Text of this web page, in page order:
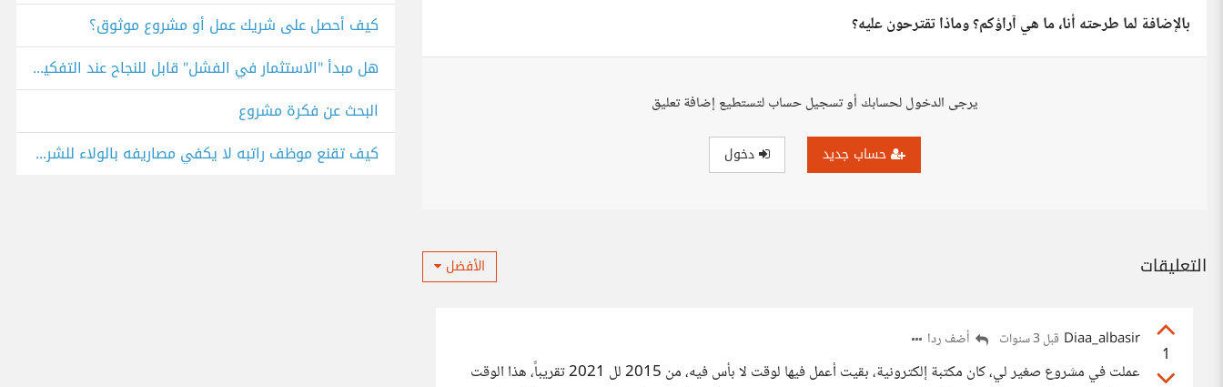
بالإضافة لما طرحته أنا، ما هي آراؤكم؟ وماذا تقترحون عليه؟
يرجى الدخول لحسابك أو تسجيل حساب لتستطيع إضافة تعليق
حساب جديد دخول
التعليقات الأفضل
1
Diaa_albasir قبل 3 سنوات أضف ردا
عملت في مشروع صغير لي، كان مكتبة إلكترونية، بقيت أعمل فيها لوقت لا بأس فيه، من 2015 لل 2021 تقريباً، هذا الوقت
كيف أحصل على شريك عمل أو مشروع موثوق؟
هل مبدأ "الاستثمار في الفشل" قابل للنجاح عند التفكير في العمل على مشروعات خاصة؟
البحث عن فكرة مشروع
كيف تقنع موظف راتبه لا يكفي مصاريفه بالولاء للشركة؟